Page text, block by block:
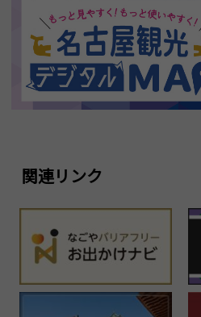
関連リンク